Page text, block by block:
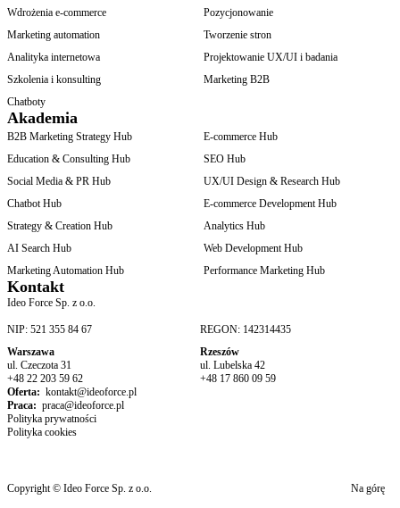
Wdrożenia e-commerce
Pozycjonowanie
Marketing automation
Tworzenie stron
Analityka internetowa
Projektowanie UX/UI i badania
Szkolenia i konsulting
Marketing B2B
Chatboty
Akademia
B2B Marketing Strategy Hub
E-commerce Hub
Education & Consulting Hub
SEO Hub
Social Media & PR Hub
UX/UI Design & Research Hub
Chatbot Hub
E-commerce Development Hub
Strategy & Creation Hub
Analytics Hub
AI Search Hub
Web Development Hub
Marketing Automation Hub
Performance Marketing Hub
Kontakt
Ideo Force Sp. z o.o.
NIP: 521 355 84 67
REGON: 142314435
Warszawa
ul. Czeczota 31
+48 22 203 59 62
Rzeszów
ul. Lubelska 42
+48 17 860 09 59
Oferta: kontakt@ideoforce.pl
Praca: praca@ideoforce.pl
Polityka prywatności
Polityka cookies
Copyright © Ideo Force Sp. z o.o. Na górę